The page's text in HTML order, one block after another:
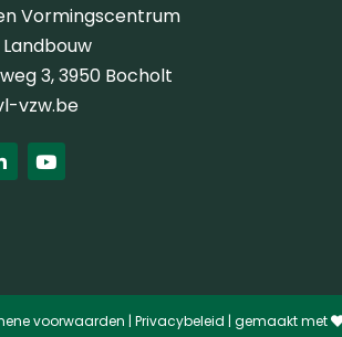
Vormingscentrum
3, 3950 Bocholt
vzw.be
Y
o
u
voorwaarden | Privacybeleid | gemaakt met